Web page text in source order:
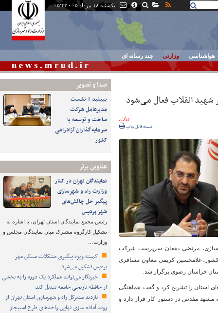
یکشنبه ۱۸ مرداد ۰۵ - ۰۵:۴۳
هواشناسی وزارتی چند رسانه ای
صدا و تصوير
ببینید | نشست
مدیرعامل شرکت
ساخت و توسعه با
سرمایه‌گذاران آزادراهی
کشور
عناوین برتر
نمایندگان تهران در کنار
وزارت راه و شهرسازی
پیگیر حل چالش‌های
شهر پردیس
رئیس مجمع نمایندگان استان تهران، با اشاره به
تشکیل کارگروه مشترک میان نمایندگان مجلس و
وزارت…
کمیته ویژه پیگیری مشکلات مسکن مهر
پردیس تشکیل می‌شود
خبرنگار می‌تواند عملکرد یک دوره را به بخشی
از حافظه تاریخی جامعه تبدیل کند
بازدید مدیرکل راه و شهرسازی استان تهران از
روند آماده سازی نهایی واحدهای طرح استیجار
شهید انقلاب فعال می‌شود
وزارتی
نسخه قابل چاپ
شهرسازی، مرتضی دهقان سرپرست شرکت
کشور، غلامحسین کریمی معاون مسافری
خراسان رضوی برگزار شد.
استان را تشریح کرد و گفت: هماهنگی
مشهد مقدس در دستور کار قرار دارد و